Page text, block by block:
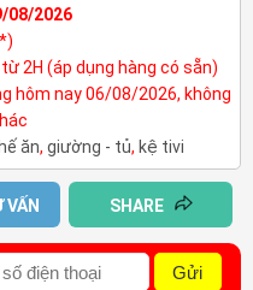
08/2026
2H (áp dụng hàng có sẵn)
hôm nay 06/08/2026, không
ăn, giường - tủ, kệ tivi
VẤN SHARE
Gửi